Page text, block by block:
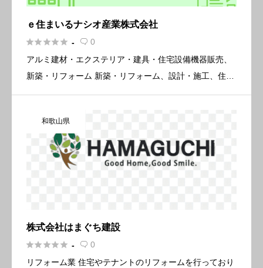
ｅ住まいるナシオ産業株式会社
 -  0
アルミ建材・エクステリア・建具・住宅設備機器販売、
新築・リフォーム 新築・リフォーム、設計・施工、住宅
施工 主な仕入先 […]
和歌山県
株式会社はまぐち建設
 -  0
リフォーム業 住宅やテナントのリフォームを行っており